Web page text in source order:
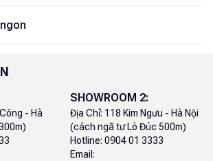
- Hà
SHOWROOM 2:
Địa Chỉ: 118 Kim Ngưu - Hà Nội
(cách ngã tư Lò Đúc 500m)
Hotline: 0904 01 3333
Email: